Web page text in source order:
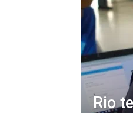
Rio